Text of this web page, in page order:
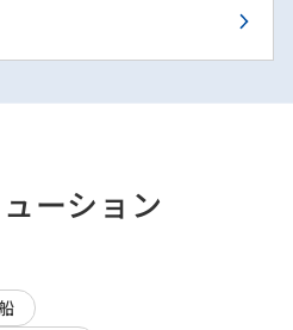
ーション